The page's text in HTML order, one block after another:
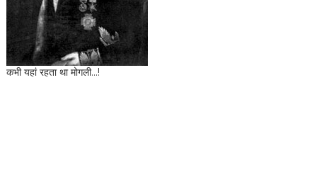
कभी यहां रहता था मोगली...!